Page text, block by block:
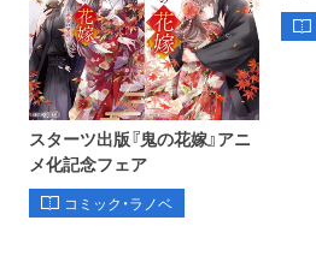
スターツ出版『鬼の花嫁』アニ
メ化記念フェア
コミック・ラノベ